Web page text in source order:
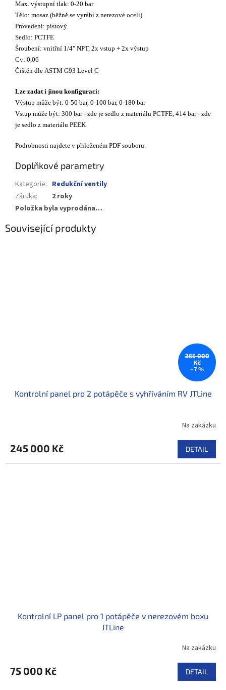
Max. výstupní tlak: 0-20 bar
Tělo: mosaz (běžně se vyrábí z nerezové oceli)
Provedení: pístový
Sedlo: PCTFE
Šroubení: vnitřní 1/4" NPT, 2x vstup + 2x výstup
Cv: 0,06
Čištěn dle ASTM G93 Level C
Lze zadat i jinou konfiguraci:
Výstup může být: 0-50 bar, 0-100 bar, 0-180 bar
Vstup může být: 300 bar - zde je sedlo z materiálu PCTFE, 414 bar - zde
je sedlo z materiálu PEEK
Podrobnosti najdete v přiloženém PDF souboru.
Doplňkové parametry
Kategorie: Redukční ventily
Záruka:
2 roky
Položka byla vyprodána…
Související produkty
265 000
Kč
–7 %
Kontrolní panel pro 2 potápěče s vyhříváním RV JTLine
Na zakázku
245 000 Kč DETAIL
Kontrolní LP panel pro 1 potápěče v nerezovém boxu
JTLine
Na zakázku
75 000 Kč DETAIL